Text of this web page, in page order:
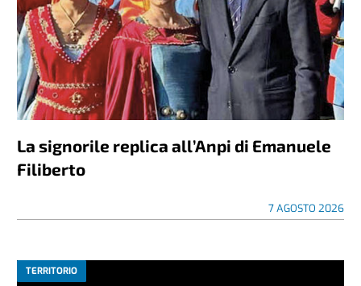
La signorile replica all’Anpi di Emanuele
Filiberto
7 AGOSTO 2026
TERRITORIO